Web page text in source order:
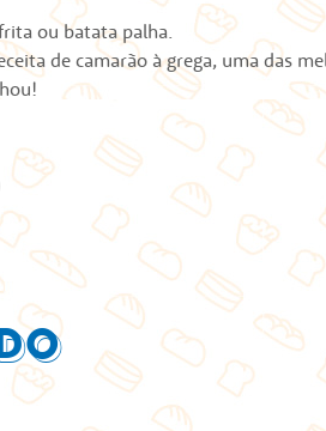
ou batata palha.
de camarão à grega, uma das